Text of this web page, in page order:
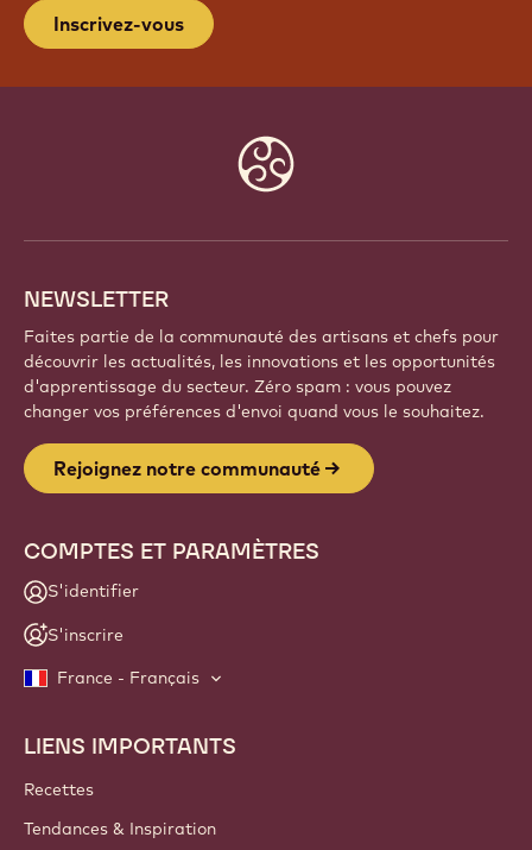
Inscrivez-vous
NEWSLETTER
Faites partie de la communauté des artisans et chefs pour
découvrir les actualités, les innovations et les opportunités
d'apprentissage du secteur. Zéro spam : vous pouvez
changer vos préférences d'envoi quand vous le souhaitez.
Rejoignez notre communauté
COMPTES ET PARAMÈTRES
S'identifier
S'inscrire
France - Français
Footer
Callebaut
LIENS IMPORTANTS
Recettes
Tendances & Inspiration